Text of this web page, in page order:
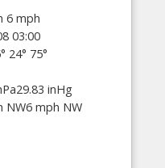
6 mph
03:00
24° 75°
29.83 inHg
NW6 mph NW